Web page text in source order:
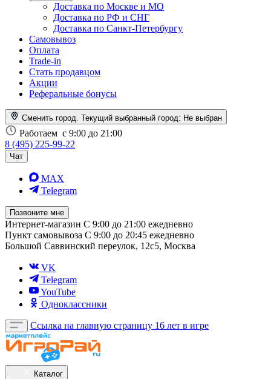
Доставка по Москве и МО
Доставка по РФ и СНГ
Доставка по Санкт-Петербургу
Самовывоз
Оплата
Trade-in
Стать продавцом
Акции
Реферальные бонусы
Сменить город. Текущий выбранный город: Не выбран
Работаем с 9:00 до 21:00
8 (495) 225-99-22
Чат
MAX
Telegram
Позвоните мне
Интернет-магазин С 9:00 до 21:00 ежедневно
Пункт самовывоза С 9:00 до 20:45 ежедневно
Большой Саввинский переулок, 12с5, Москва
VK
Telegram
YouTube
Одноклассники
Ссылка на главную страницу 16 лет в игре
Каталог